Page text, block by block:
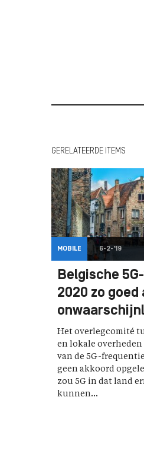
GERELATEERDE ITEMS
MOBILE 6-2-'19
Belgische
2020 zo goed
Het overlegcomité
en lokale
van de 5G-
geen akkoord
zou 5G in dat land
kunnen...